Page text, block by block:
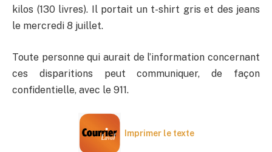
kilos (130 livres). Il portait un t-shirt gris et des jeans
le mercredi 8 juillet.
Toute personne qui aurait de l’information concernant
ces disparitions peut communiquer, de façon
confidentielle, avec le 911.
Imprimer le texte